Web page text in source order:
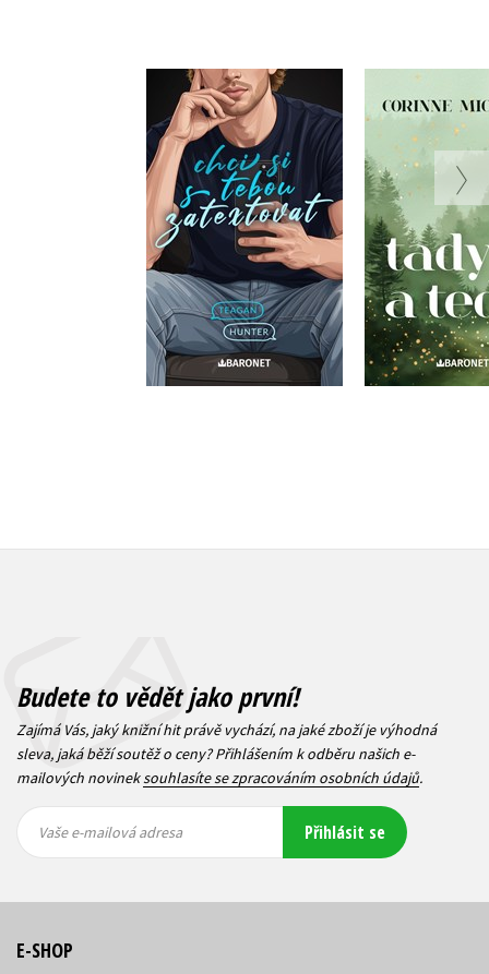
Chci si s tebou
zatextovat
Teagan Hunter
Do košíku
399 Kč
319 Kč
Tady
Corinne
Do
375 Kč
Budete to vědět jako první!
Zajímá Vás, jaký knižní hit právě vychází, na jaké zboží je výhodná
sleva, jaká běží soutěž o ceny? Přihlášením k odběru našich e-
mailových novineksouhlasíte se zpracováním osobních údajů.
mailová
mailová
Vaše e-mailová adresa Přihlásit se
E-SHOP